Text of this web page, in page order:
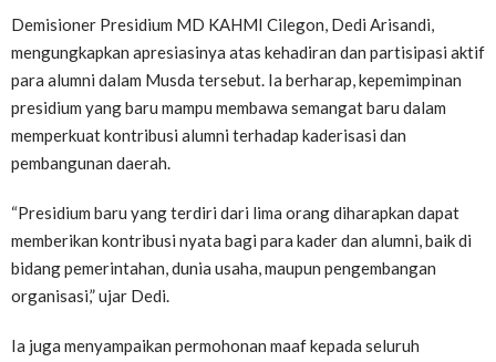
Demisioner Presidium MD KAHMI Cilegon, Dedi Arisandi,
mengungkapkan apresiasinya atas kehadiran dan partisipasi aktif
para alumni dalam Musda tersebut. Ia berharap, kepemimpinan
presidium yang baru mampu membawa semangat baru dalam
memperkuat kontribusi alumni terhadap kaderisasi dan
pembangunan daerah.
“Presidium baru yang terdiri dari lima orang diharapkan dapat
memberikan kontribusi nyata bagi para kader dan alumni, baik di
bidang pemerintahan, dunia usaha, maupun pengembangan
organisasi,” ujar Dedi.
Ia juga menyampaikan permohonan maaf kepada seluruh